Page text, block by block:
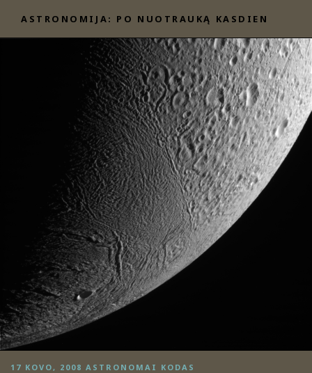
prie
turinio
ASTRONOMIJA: PO NUOTRAUKĄ KASDIEN
PASKELBTA
17 KOVO, 2008 ASTRONOMAI KODAS